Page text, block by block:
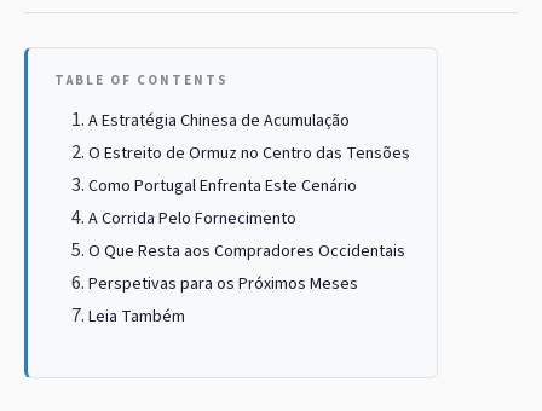
TABLE OF CONTENTS
A Estratégia Chinesa de Acumulação
O Estreito de Ormuz no Centro das Tensões
Como Portugal Enfrenta Este Cenário
A Corrida Pelo Fornecimento
O Que Resta aos Compradores Occidentais
Perspetivas para os Próximos Meses
Leia Também